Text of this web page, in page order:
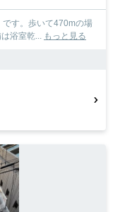
す。歩いて470mの場
浴室乾... もっと見る